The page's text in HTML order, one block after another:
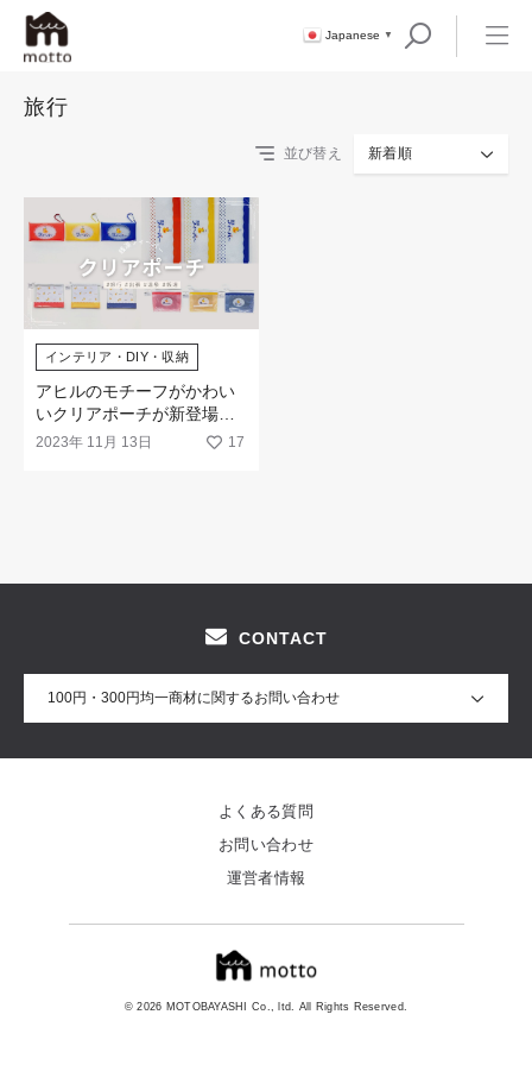
Japanese ▼
旅行
並び替え 新着順
インテリア・DIY・収納
アヒルのモチーフがかわい
いクリアポーチが新登場！
銭湯や温泉、出張先でお使
2023年 11月 13日 17
CONTACT
100円・300円均一商材に関するお問い合わせ
© 2026 MOTOBAYASHI Co., ltd. All Rights Reserved.
よくある質問
お問い合わせ
運営者情報